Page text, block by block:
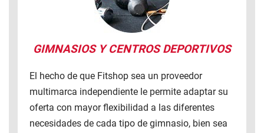
GIMNASIOS Y CENTROS DEPORTIVOS
El hecho de que Fitshop sea un proveedor
multimarca independiente le permite adaptar su
oferta con mayor flexibilidad a las diferentes
necesidades de cada tipo de gimnasio, bien sea